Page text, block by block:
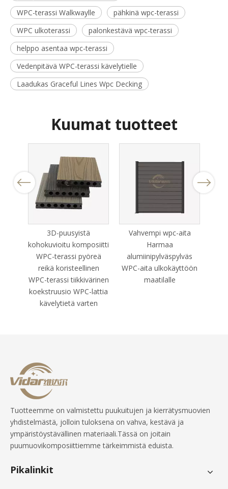
WPC-terassi Walkwaylle
pähkinä wpc-terassi
WPC ulkoterassi
palonkestävä wpc-terassi
helppo asentaa wpc-terassi
Vedenpitävä WPC-terassi kävelytielle
Laadukas Graceful Lines Wpc Decking
Kuumat tuotteet
Previous
3D-puusyistä
kohokuvioitu komposiitti
WPC-terassi pyöreä
reikä koristeellinen
WPC-terassi tiikkivärinen
koekstruusio WPC-lattia
kävelytietä varten
Vahvempi wpc-aita
Harmaa
alumiinipylväspylväs
WPC-aita ulkokäyttöön
maatilalle
Next
Tuotteemme on valmistettu puukuitujen ja kierrätysmuovien
yhdistelmästä, jolloin tuloksena on vahva, kestävä ja
ympäristöystävällinen materiaali.Tässä on joitain
puumuovikomposiittiemme tärkeimmistä eduista.
Pikalinkit